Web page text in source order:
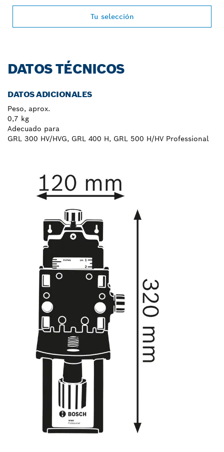
Tu selección
DATOS TÉCNICOS
DATOS ADICIONALES
Peso, aprox.
0,7 kg
Adecuado para
GRL 300 HV/HVG, GRL 400 H, GRL 500 H/HV Professional